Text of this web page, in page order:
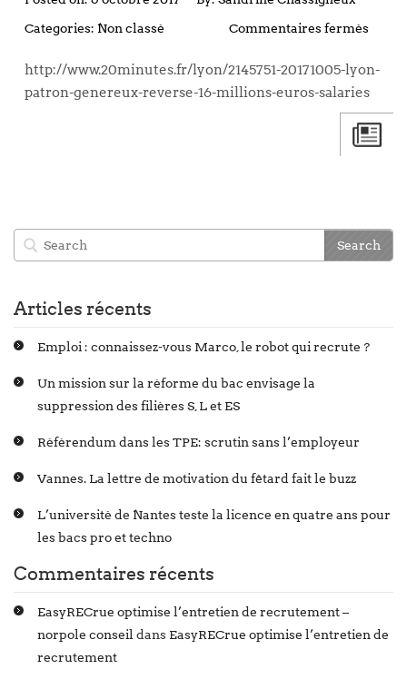
Categories: Non classé Commentaires fermés
http://www.20minutes.fr/lyon/2145751-20171005-lyon-
patron-genereux-reverse-16-millions-euros-salaries
Articles récents
Emploi : connaissez-vous Marco, le robot qui recrute ?
Un mission sur la réforme du bac envisage la
suppression des filières S, L et ES
Référendum dans les TPE: scrutin sans l’employeur
Vannes. La lettre de motivation du fêtard fait le buzz
L’université de Nantes teste la licence en quatre ans pour
les bacs pro et techno
Commentaires récents
EasyRECrue optimise l’entretien de recrutement –
norpole conseil dans EasyRECrue optimise l’entretien de
recrutement